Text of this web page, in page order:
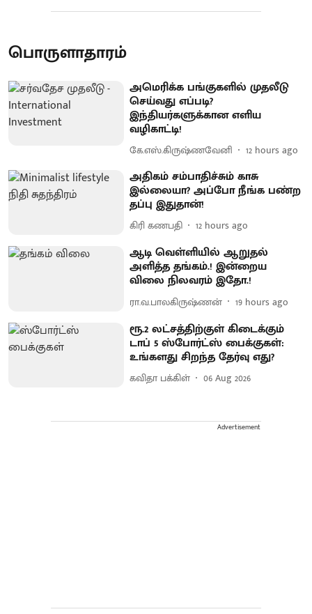
பொருளாதாரம்
அமெரிக்க பங்குகளில் முதலீடு
செய்வது எப்படி?
இந்தியர்களுக்கான எளிய
வழிகாட்டி!
கே.எஸ்.கிருஷ்ணவேனி 12 hours ago
அதிகம் சம்பாதிச்சும் காசு
இல்லையா? அப்போ நீங்க பண்ற
தப்பு இதுதான்!
கிரி கணபதி 12 hours ago
ஆடி வெள்ளியில் ஆறுதல்
அளித்த தங்கம்.! இன்றைய
விலை நிலவரம் இதோ.!
ரா.வ.பாலகிருஷ்ணன் 19 hours ago
ரூ.2 லட்சத்திற்குள் கிடைக்கும்
டாப் 5 ஸ்போர்ட்ஸ் பைக்குகள்:
உங்களது சிறந்த தேர்வு எது?
கவிதா பக்கிள் 06 Aug 2026
Advertisement